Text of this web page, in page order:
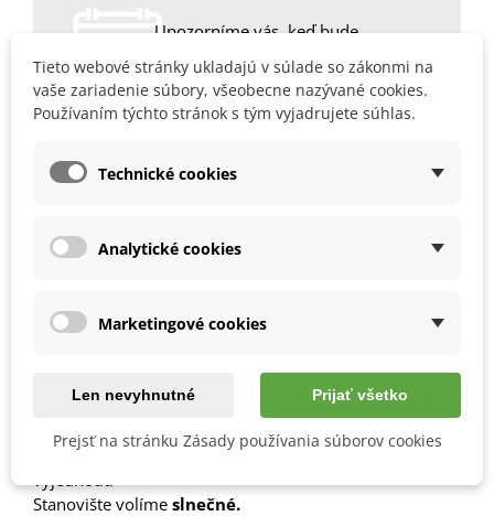
Upozorníme vás, keď bude
produkt skladom. Vložte váš e-
mail.
od marca do septembra.
Hĺbka výsevu by mala byť
Ideálny spôn 15 x 30 cm.
Keď sú rastlinky vysoké cca 10 cm, je nutné ich
vyjednotiť.
Stanovište volíme slnečné.
Tieto webové stránky ukladajú v súlade so zákonmi na
vaše zariadenie súbory, všeobecne nazývané cookies.
Používaním týchto stránok s tým vyjadrujete súhlas.
Technické cookies
Analytické cookies
Marketingové cookies
Len nevyhnutné Prijať všetko
Prejsť na stránku Zásady používania súborov cookies